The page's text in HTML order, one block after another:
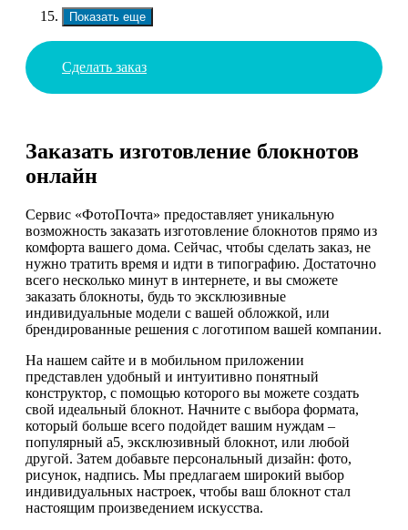
Показать еще
Сделать заказ
Заказать изготовление блокнотов
онлайн
Сервис «ФотоПочта» предоставляет уникальную
возможность заказать изготовление блокнотов прямо из
комфорта вашего дома. Сейчас, чтобы сделать заказ, не
нужно тратить время и идти в типографию. Достаточно
всего несколько минут в интернете, и вы сможете
заказать блокноты, будь то эксклюзивные
индивидуальные модели с вашей обложкой, или
брендированные решения с логотипом вашей компании.
На нашем сайте и в мобильном приложении
представлен удобный и интуитивно понятный
конструктор, с помощью которого вы можете создать
свой идеальный блокнот. Начните с выбора формата,
который больше всего подойдет вашим нуждам –
популярный а5, эксклюзивный блокнот, или любой
другой. Затем добавьте персональный дизайн: фото,
рисунок, надпись. Мы предлагаем широкий выбор
индивидуальных настроек, чтобы ваш блокнот стал
настоящим произведением искусства.